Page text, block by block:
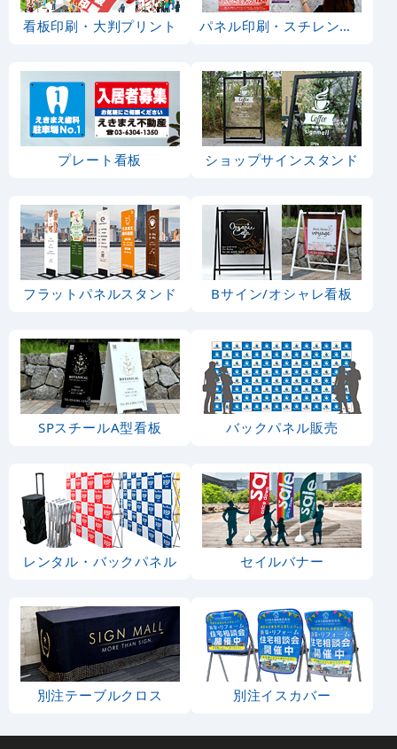
看板印刷・大判プリント パネル印刷・スチレンボード
プレート看板 ショップサインスタンド
フラットパネルスタンド Bサイン/オシャレ看板
SPスチールA型看板 バックパネル販売
レンタル・バックパネル セイルバナー
別注テーブルクロス 別注イスカバー